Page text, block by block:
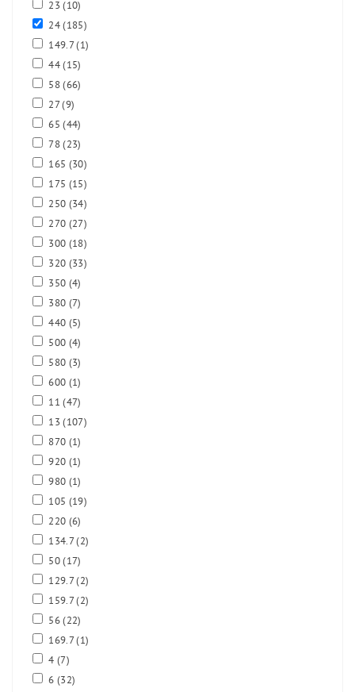
23(10)
24(185)
149.7(1)
44(15)
58(66)
27(9)
65(44)
78(23)
165 (30)
175 (15)
250 (34)
270 (27)
300 (18)
320 (33)
350 (4)
380 (7)
440 (5)
500 (4)
580 (3)
600 (1)
11(47)
13(107)
870 (1)
920 (1)
980 (1)
105 (19)
220 (6)
134.7(2)
50(17)
129.7(2)
159.7(2)
56(22)
169.7(1)
4 (7)
6 (32)